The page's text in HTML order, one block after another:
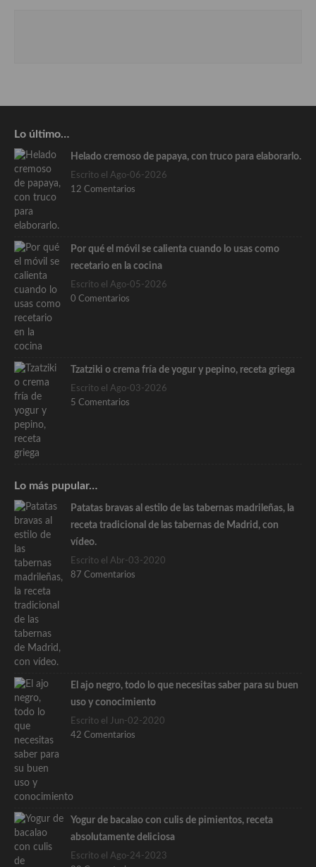
Lo último…
Helado cremoso de papaya, con truco para elaborarlo.
Escrito el Ago-06-2026
12 Comentarios
Por qué el móvil se calienta cuando lo usas como
recetario en la cocina
Escrito el Ago-05-2026
0 Comentarios
Tzatziki o crema fría de yogur y pepino, receta griega
Escrito el Ago-03-2026
5 Comentarios
Lo más pupular…
Patatas bravas al estilo de las tabernas madrileñas, la
receta tradicional de las tabernas de Madrid, con
vídeo.
Escrito el Abr-03-2020
87 Comentarios
El ajo negro, todo lo que necesitas saber para su buen
uso y conocimiento
Escrito el Jun-02-2020
42 Comentarios
Yogur de bacalao con culis de pimientos, receta
absolutamente deliciosa
Escrito el Ago-24-2023